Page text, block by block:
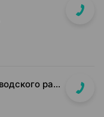
ул. Селицкого, д. 107 (м-н №52 Заводского райпищеторга)